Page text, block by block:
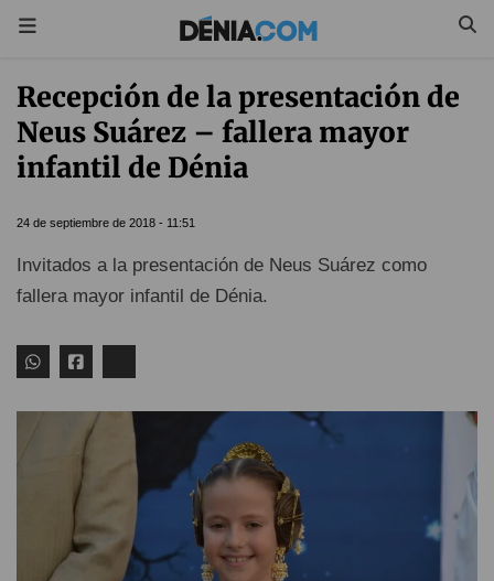
Recepción de la presentación de
Neus Suárez – fallera mayor
infantil de Dénia
24 de septiembre de 2018 - 11:51
Invitados a la presentación de Neus Suárez como
fallera mayor infantil de Dénia.